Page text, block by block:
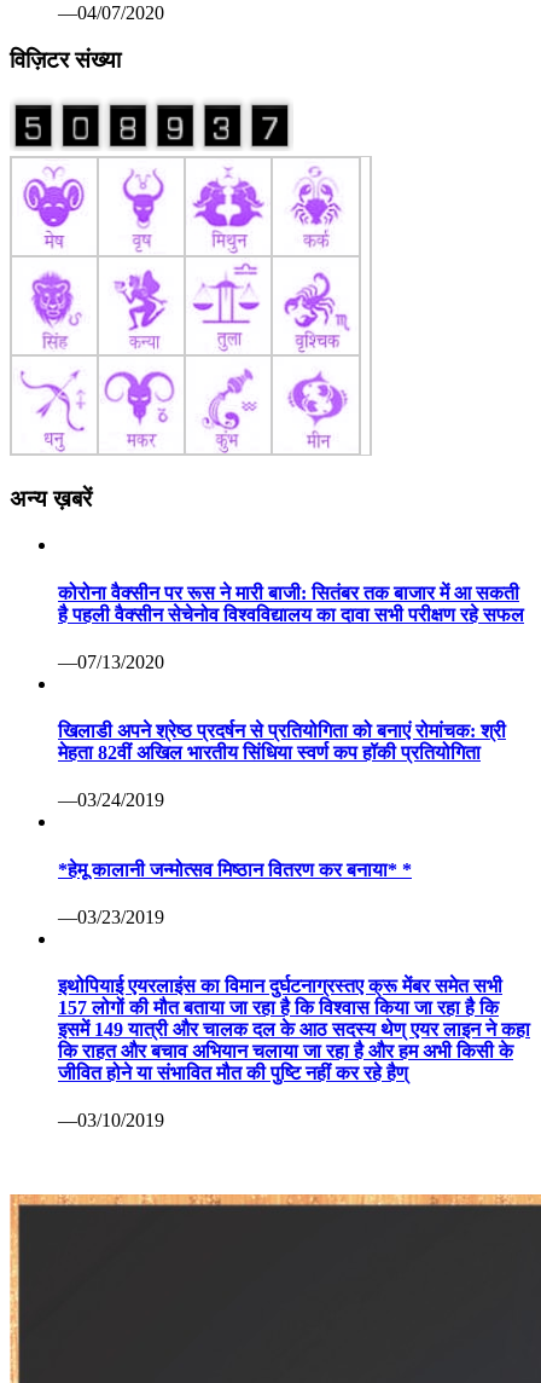
—04/07/2020
विज़िटर संख्या
अन्य ख़बरें
कोरोना वैक्सीन पर रूस ने मारी बाजी: सितंबर तक बाजार में आ सकती
है पहली वैक्सीन सेचेनोव विश्वविद्यालय का दावा सभी परीक्षण रहे सफल
—07/13/2020
खिलाडी अपने श्रेष्ठ प्रदर्षन से प्रतियोगिता को बनाएं रोमांचक: श्री
मेहता 82वीं अखिल भारतीय सिंधिया स्वर्ण कप हॉकी प्रतियोगिता
—03/24/2019
*हेमू कालानी जन्मोत्सव मिष्ठान वितरण कर बनाया* *
—03/23/2019
इथोपियाई एयरलाइंस का विमान दुर्घटनाग्रस्तए क्रू मेंबर समेत सभी
157 लोगों की मौत बताया जा रहा है कि विश्वास किया जा रहा है कि
इसमें 149 यात्री और चालक दल के आठ सदस्य थेण् एयर लाइन ने कहा
कि राहत और बचाव अभियान चलाया जा रहा है और हम अभी किसी के
जीवित होने या संभावित मौत की पुष्टि नहीं कर रहे हैण्
—03/10/2019